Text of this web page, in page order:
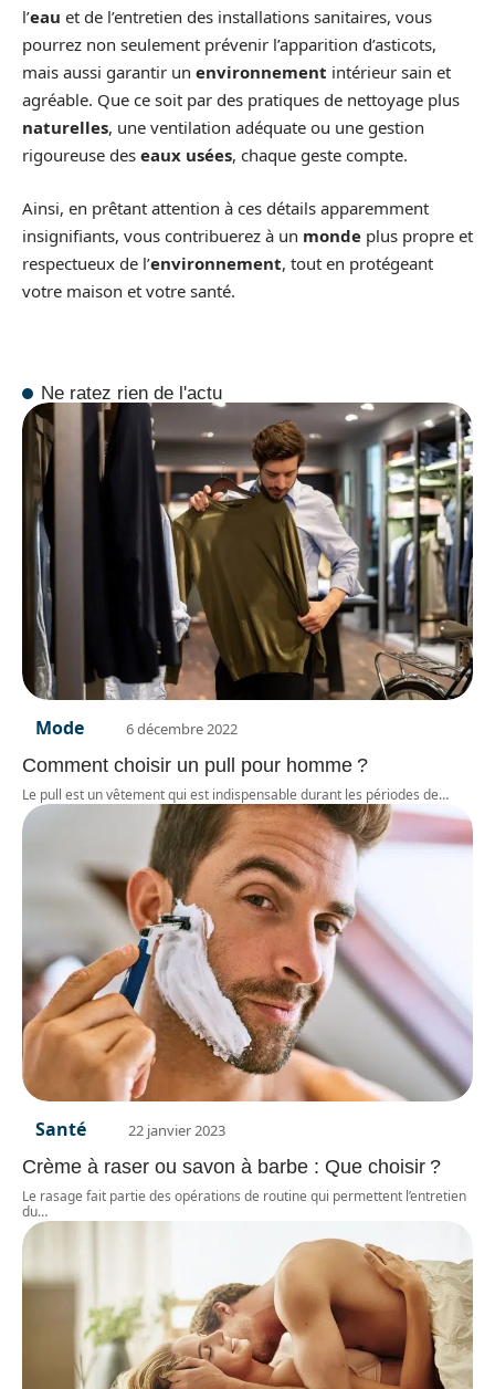
l’eau et de l’entretien des installations sanitaires, vous
pourrez non seulement prévenir l’apparition d’asticots,
mais aussi garantir un environnement intérieur sain et
agréable. Que ce soit par des pratiques de nettoyage plus
naturelles, une ventilation adéquate ou une gestion
rigoureuse des eaux usées, chaque geste compte.
Ainsi, en prêtant attention à ces détails apparemment
insignifiants, vous contribuerez à un monde plus propre et
respectueux de l’environnement, tout en protégeant
votre maison et votre santé.
Ne ratez rien de l'actu
Mode 6 décembre 2022
Comment choisir un pull pour homme ?
Le pull est un vêtement qui est indispensable durant les périodes de…
Santé 22 janvier 2023
Crème à raser ou savon à barbe : Que choisir ?
Le rasage fait partie des opérations de routine qui permettent l’entretien
du…